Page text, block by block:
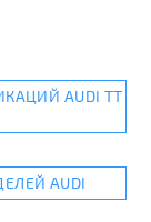
AUDI TT
AUDI